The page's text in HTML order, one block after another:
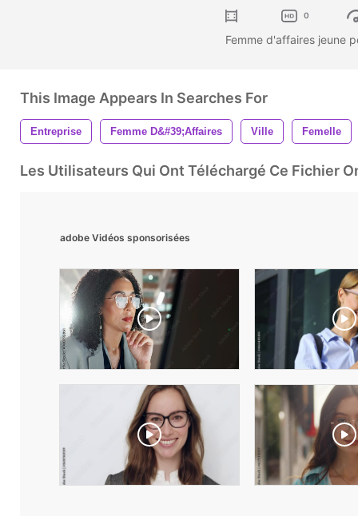
0
Femme d'affaires jeune
This Image Appears In Searches For
Entreprise Femme D&#39;affaires Ville Femelle
Les Utilisateurs Qui Ont Téléchargé Ce Fichier
adobe Vidéos sponsorisées